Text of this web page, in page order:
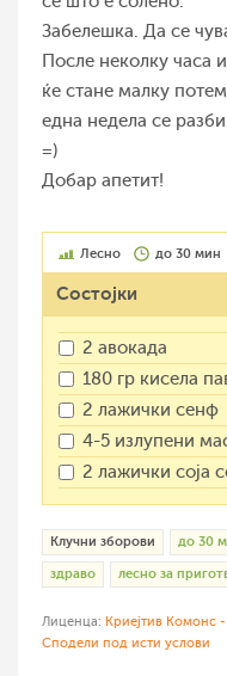
Забелешка. Да се
После неколку часа
ќе стане малку
една недела се
=)
Добар апетит!
Лесно до 30 мин
Состојки
2 авокада
180 гр кисела
2 лажички сенф
4-5 излупени
2 лажички соја
Клучни зборови до 30
здраво лесно за
Лиценца: Криејтив Комонс
Сподели под исти услови